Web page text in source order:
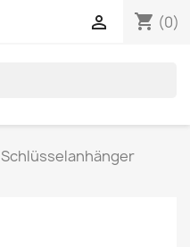
shopping_cart (0)

Schlüsselanhänger